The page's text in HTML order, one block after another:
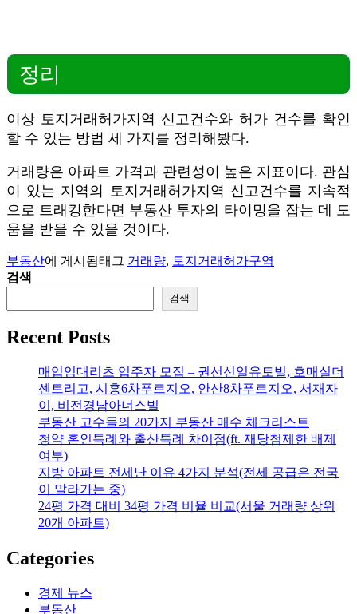
정리
이상 토지거래허가지역 신고건수와 허가 건수를 확인
할 수 있는 방법 세 가지를 정리해봤다.
거래량은 아파트 가격과 관련성이 높은 지표이다. 관심
이 있는 지역의 토지거래허가지역 신고건수를 지속적
으로 트래킹한다면 부동산 투자의 타이밍을 잡는 데 도
움을 받을 수 있을 것이다.
부동산에 게시됨태그 거래량, 토지거래허가구역
검색
검색
Recent Posts
매입임대리츠 입주자 모집 – 권선신일유토빌, 호매실더
센트리고, 시흥6차푸르지오, 안산8차푸르지오, 서재자
이, 비전경남아너스빌
부동산 고수들의 20가지 부동산 매수 체크리스트
청약 혼인특례와 출산특례 차이점(ft. 재당첨제한 배제
여부)
지방 아파트 전세난 이유 4가지 분석(전세 공급은 전국
이 말라가는 중)
24평 가격 대비 34평 가격 비율 비교(서울 거래량 상위
20개 아파트)
Categories
경제 뉴스
부동산